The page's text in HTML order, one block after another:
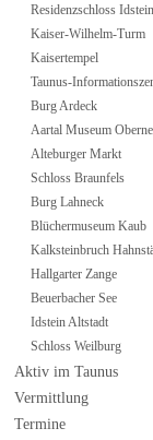
Residenzschloss Idstein
Kaiser-Wilhelm-Turm
Kaisertempel
Taunus-
Burg Ardeck
Aartal Museum
Alteburger Markt
Schloss Braunfels
Burg Lahneck
Blüchermuseum Kaub
Kalksteinbruch
Hallgarter Zange
Beuerbacher See
Idstein Altstadt
Schloss Weilburg
Aktiv im Taunus
Vermittlung
Termine